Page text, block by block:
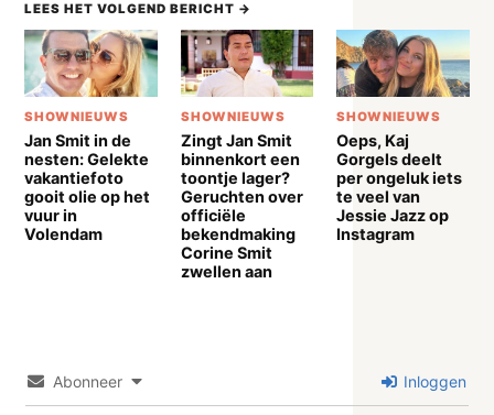
LEES HET VOLGEND BERICHT →
SHOWNIEUWS
Jan Smit in de
nesten: Gelekte
vakantiefoto
gooit olie op het
vuur in
Volendam
SHOWNIEUWS
Zingt Jan Smit
binnenkort een
toontje lager?
Geruchten over
officiële
bekendmaking
Corine Smit
zwellen aan
SHOWNIEUWS
Oeps, Kaj
Gorgels deelt
per ongeluk iets
te veel van
Jessie Jazz op
Instagram
Abonneer Inloggen